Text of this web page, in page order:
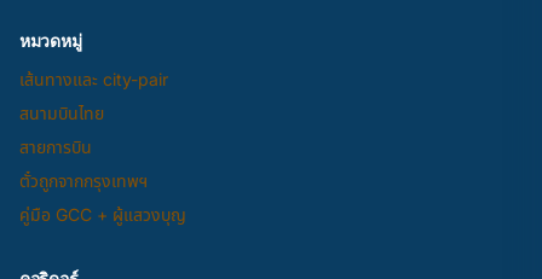
หมวดหมู่
เส้นทางและ city-pair
สนามบินไทย
สายการบิน
ตั๋วถูกจากกรุงเทพฯ
คู่มือ GCC + ผู้แสวงบุญ